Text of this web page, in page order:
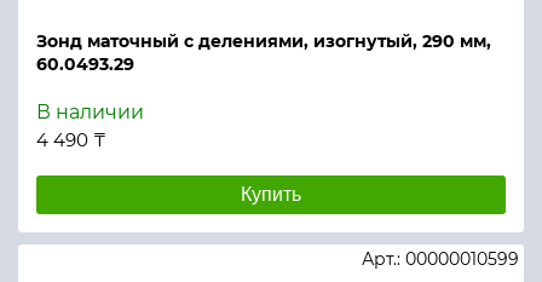
Зонд маточный с делениями, изогнутый, 290 мм,
60.0493.29
В наличии
4 490 ₸
Купить
Арт.: 00000010599